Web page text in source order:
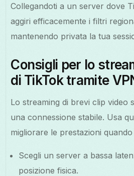
Collegandoti a un server dove
aggiri efficacemente i filtri
mantenendo privata la tua
Consigli per lo
di TikTok tramite
Lo streaming di brevi clip video
una connessione stabile. Usa
migliorare le prestazioni
Scegli un server a bassa
posizione fisica.